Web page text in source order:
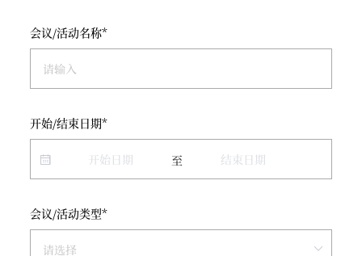
会议/活动名称*
开始/结束日期*
至
会议/活动类型*